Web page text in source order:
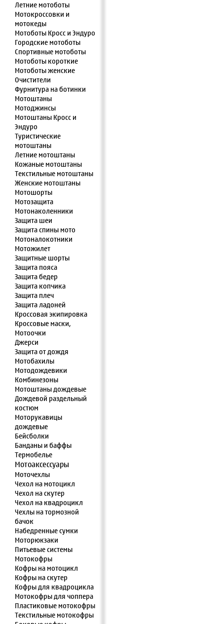
Летние мотоботы
Мотокроссовки и
мотокеды
Мотоботы Кросс и Эндуро
Городские мотоботы
Спортивные мотоботы
Мотоботы короткие
Мотоботы женские
Очистители
Фурнитура на ботинки
Мотоштаны
Мотоджинсы
Мотоштаны Кросс и
Эндуро
Туристические
мотоштаны
Летние мотоштаны
Кожаные мотоштаны
Текстильные мотоштаны
Женские мотоштаны
Мотошорты
Мотозащита
Мотонаколенники
Защита шеи
Защита спины мото
Мотоналокотники
Мотожилет
Защитные шорты
Защита пояса
Защита бедер
Защита копчика
Защита плеч
Защита ладоней
Кроссовая экипировка
Кроссовые маски,
Мотоочки
Джерси
Защита от дождя
Мотобахилы
Мотодождевики
Комбинезоны
Мотоштаны дождевые
Дождевой раздельный
костюм
Моторукавицы
дождевые
Бейсболки
Банданы и баффы
Термобелье
Мотоаксессуары
Моточехлы
Чехол на мотоцикл
Чехол на скутер
Чехол на квадроцикл
Чехлы на тормозной
бачок
Набедренные сумки
Моторюкзаки
Питьевые системы
Мотокофры
Кофры на мотоцикл
Кофры на скутер
Кофры для квадроцикла
Мотокофры для чоппера
Пластиковые мотокофры
Текстильные мотокофры